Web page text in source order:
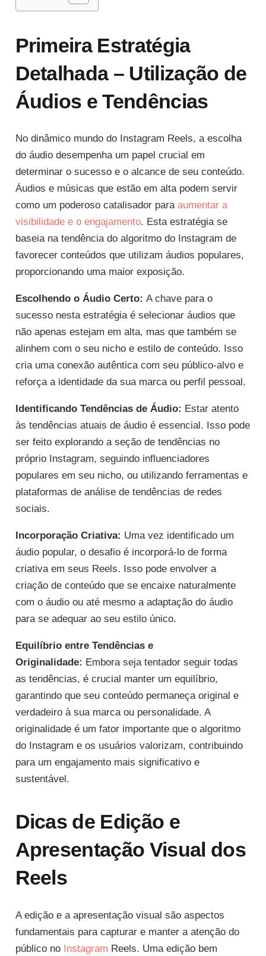
Primeira Estratégia
Detalhada – Utilização de
Áudios e Tendências
No dinâmico mundo do Instagram Reels, a escolha
do áudio desempenha um papel crucial em
determinar o sucesso e o alcance de seu conteúdo.
Áudios e músicas que estão em alta podem servir
como um poderoso catalisador para aumentar a
visibilidade e o engajamento. Esta estratégia se
baseia na tendência do algoritmo do Instagram de
favorecer conteúdos que utilizam áudios populares,
proporcionando uma maior exposição.
Escolhendo o Áudio Certo: A chave para o
sucesso nesta estratégia é selecionar áudios que
não apenas estejam em alta, mas que também se
alinhem com o seu nicho e estilo de conteúdo. Isso
cria uma conexão autêntica com seu público-alvo e
reforça a identidade da sua marca ou perfil pessoal.
Identificando Tendências de Áudio: Estar atento
às tendências atuais de áudio é essencial. Isso pode
ser feito explorando a seção de tendências no
próprio Instagram, seguindo influenciadores
populares em seu nicho, ou utilizando ferramentas e
plataformas de análise de tendências de redes
sociais.
Incorporação Criativa: Uma vez identificado um
áudio popular, o desafio é incorporá-lo de forma
criativa em seus Reels. Isso pode envolver a
criação de conteúdo que se encaixe naturalmente
com o áudio ou até mesmo a adaptação do áudio
para se adequar ao seu estilo único.
Equilíbrio entre Tendências e
Originalidade: Embora seja tentador seguir todas
as tendências, é crucial manter um equilíbrio,
garantindo que seu conteúdo permaneça original e
verdadeiro à sua marca ou personalidade. A
originalidade é um fator importante que o algoritmo
do Instagram e os usuários valorizam, contribuindo
para um engajamento mais significativo e
sustentável.
Dicas de Edição e
Apresentação Visual dos
Reels
A edição e a apresentação visual são aspectos
fundamentais para capturar e manter a atenção do
público no Instagram Reels. Uma edição bem